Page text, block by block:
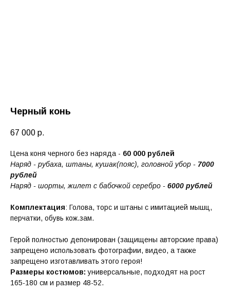
Черный конь
67 000 р.
Цена коня черного без наряда - 60 000 рублей
Наряд - рубаха, штаны, кушак(пояс), головной убор - 7000
рублей
Наряд - шорты, жилет с бабочкой серебро - 6000 рублей
Комплектация: Голова, торс и штаны с имитацией мышц,
перчатки, обувь кож.зам.
Герой полностью депонирован (защищены авторские права)
запрещено использовать фотографии, видео, а также
запрещено изготавливать этого героя!
Размеры костюмов:универсальные, подходят на рост
165-180 см и размер 48-52.